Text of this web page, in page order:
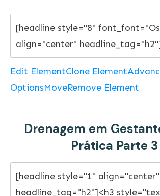
Edit ElementClone Element
OptionsMoveRemove Element
Drenagem em
Prática Parte 3